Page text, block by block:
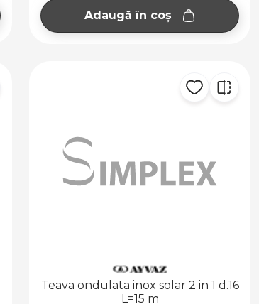
Adaugă în coș
Teava ondulata inox solar 2 in 1 d.16
L=15 m